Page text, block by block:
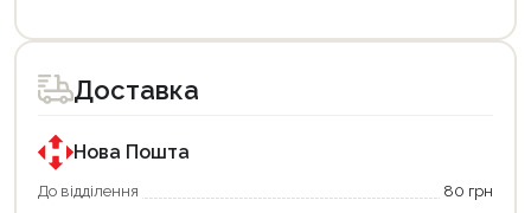
товар
для
покупки
державною
програмою
єКнига.
Використовуйте
товар
для
покупки
державною
програмою
«Національний
кешбек».
Доставка
Нова Пошта
До відділення
80 грн